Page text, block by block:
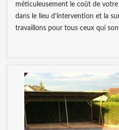
méticuleusement le coût de votre
dans le lieu d’intervention et la
travaillons pour tous ceux qui